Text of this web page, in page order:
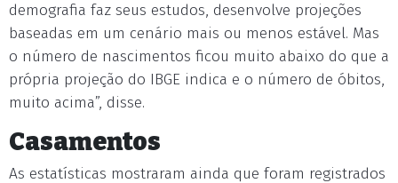
demografia faz seus estudos, desenvolve projeções
baseadas em um cenário mais ou menos estável. Mas
o número de nascimentos ficou muito abaixo do que a
própria projeção do IBGE indica e o número de óbitos,
muito acima”, disse.
Casamentos
As estatísticas mostraram ainda que foram registrados